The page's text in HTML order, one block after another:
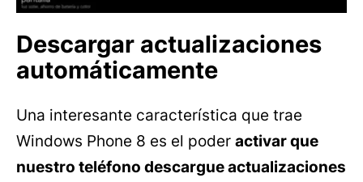
Descargar actualizaciones
automáticamente
Una interesante característica que trae
Windows Phone 8 es el poder activar que
nuestro teléfono descargue actualizaciones